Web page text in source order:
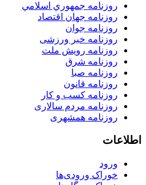
روزنامه جمهوري اسلامي
روزنامه جهان اقتصاد
روزنامه جوان
روزنامه خبر ورزشى
روزنامه رویش ملت
روزنامه شرق
روزنامه صبا
روزنامه قانون
روزنامه كسب و كار
روزنامه مردم سالاری
روزنامه همشهری
اطلاعات
ورود
خوراک ورودی‌ها